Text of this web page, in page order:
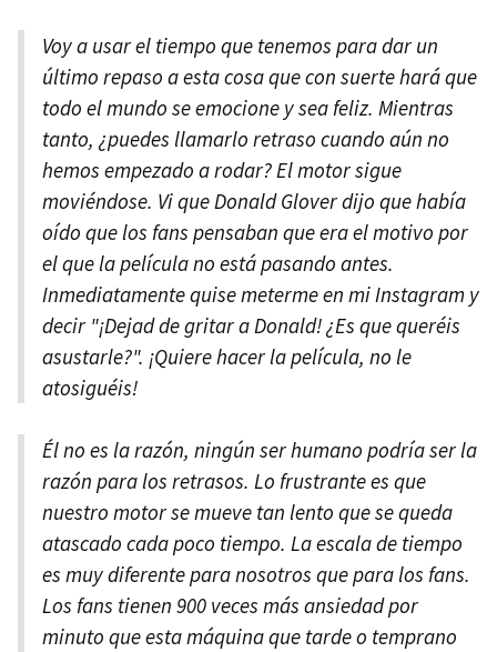
Voy a usar el tiempo que tenemos para dar un
último repaso a esta cosa que con suerte hará que
todo el mundo se emocione y sea feliz. Mientras
tanto, ¿puedes llamarlo retraso cuando aún no
hemos empezado a rodar? El motor sigue
moviéndose. Vi que Donald Glover dijo que había
oído que los fans pensaban que era el motivo por
el que la película no está pasando antes.
Inmediatamente quise meterme en mi Instagram y
decir "¡Dejad de gritar a Donald! ¿Es que queréis
asustarle?". ¡Quiere hacer la película, no le
atosiguéis!
Él no es la razón, ningún ser humano podría ser la
razón para los retrasos. Lo frustrante es que
nuestro motor se mueve tan lento que se queda
atascado cada poco tiempo. La escala de tiempo
es muy diferente para nosotros que para los fans.
Los fans tienen 900 veces más ansiedad por
minuto que esta máquina que tarde o temprano